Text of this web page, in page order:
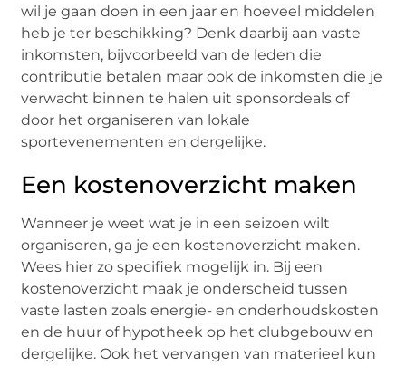
wil je gaan doen in een jaar en hoeveel middelen
heb je ter beschikking? Denk daarbij aan vaste
inkomsten, bijvoorbeeld van de leden die
contributie betalen maar ook de inkomsten die je
verwacht binnen te halen uit sponsordeals of
door het organiseren van lokale
sportevenementen en dergelijke.
Een kostenoverzicht maken
Wanneer je weet wat je in een seizoen wilt
organiseren, ga je een kostenoverzicht maken.
Wees hier zo specifiek mogelijk in. Bij een
kostenoverzicht maak je onderscheid tussen
vaste lasten zoals energie- en onderhoudskosten
en de huur of hypotheek op het clubgebouw en
dergelijke. Ook het vervangen van materieel kun